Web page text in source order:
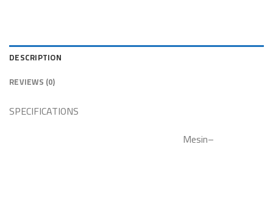
DESCRIPTION
REVIEWS (0)
SPECIFICATIONS
Mesin–